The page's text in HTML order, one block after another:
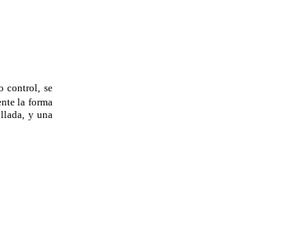
control, se
la forma
y una